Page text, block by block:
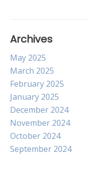
Archives
May 2025
March 2025
February 2025
January 2025
December 2024
November 2024
October 2024
September 2024